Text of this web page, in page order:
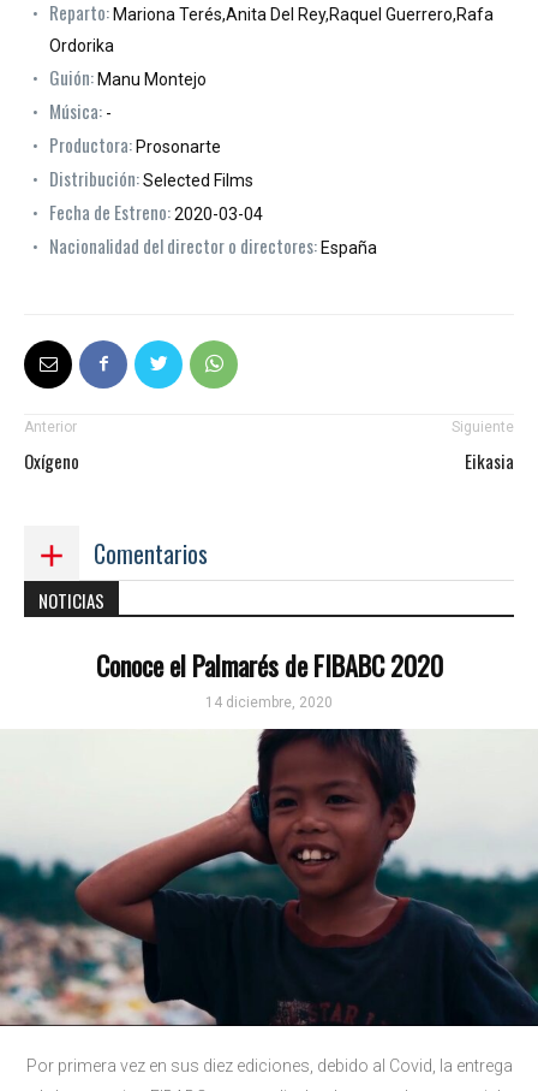
Reparto:Mariona Terés,Anita Del Rey,Raquel Guerrero,Rafa
Ordorika
Guión:Manu Montejo
Música: -
Productora:Prosonarte
Distribución:Selected Films
Fecha de Estreno:2020-03-04
Nacionalidad del director o directores:España
Anterior
Oxígeno
Siguiente
Eikasia
Comentarios
NOTICIAS
Conoce el Palmarés de FIBABC 2020
14 diciembre, 2020
Por primera vez en sus diez ediciones, debido al Covid, la entrega